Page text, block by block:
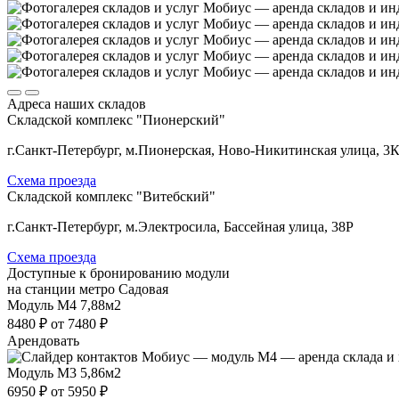
Адреса наших складов
Складской комплекс "Пионерский"
г.Санкт-Петербург, м.Пионерская, Ново-Никитинская улица, 3К
Схема проезда
Складской комплекс "Витебский"
г.Санкт-Петербург, м.Электросила, Бассейная улица, 38Р
Схема проезда
Доступные к бронированию модули
на станции метро Садовая
Модуль М4 7,88м2
8480 ₽ от 7480 ₽
Арендовать
Модуль М3 5,86м2
6950 ₽ от 5950 ₽